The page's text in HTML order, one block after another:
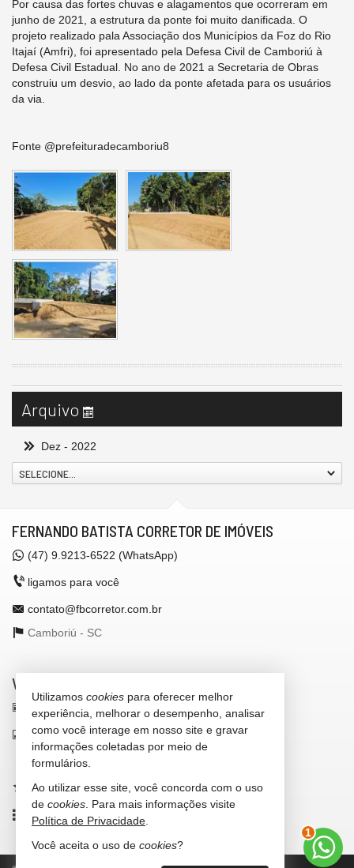
Por causa das fortes chuvas e alagamentos que ocorreram em
junho de 2021, a estrutura da ponte foi muito danificada. O
projeto realizado pala Associação dos Municípios da Foz do Rio
Itajaí (Amfri), foi apresentado pela Defesa Civil de Camboriú à
Defesa Civil Estadual. No ano de 2021 a Secretaria de Obras
construiu um desvio, ao lado da ponte afetada para os usuários
da via.
Fonte @prefeituradecamboriu8
Arquivo
Dez - 2022
SELECIONE...
FERNANDO BATISTA CORRETOR DE IMÓVEIS
(47) 9.9213-6522 (WhatsApp)
ligamos para você
contato@fbcorretor.com.br
Camboriú - SC
VEJA MAIS
receba nosso newsletter
indicadores financeiros
cadastre seu imóvel
imóveis favoritos
mapa de imóveis
1
Utilizamos cookies para oferecer melhor
experiência, melhorar o desempenho, analisar
como você interage em nosso site e gravar
informações coletadas por meio de
formulários.
Ao utilizar esse site, você concorda com o uso
de cookies . Para mais informações visite
Política de Privacidade
Você aceita o uso de cookies?